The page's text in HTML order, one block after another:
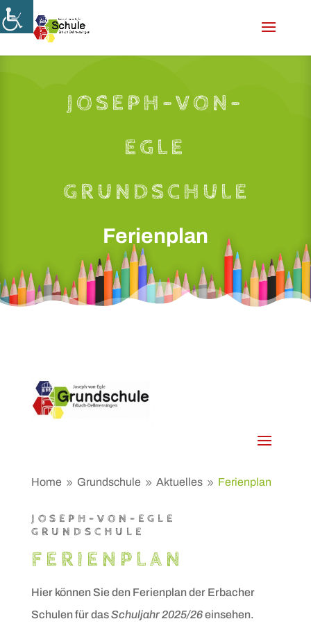
Skip
to
content
JOSEPH-VON-
EGLE
GRUNDSCHULE
Ferienplan
Home 9 Grundschule 9 Aktuelles 9 Ferienplan
JOSEPH-VON-EGLE
GRUNDSCHULE
FERIENPLAN
Hier können Sie den Ferienplan der Erbacher
Schulen für dasSchuljahr 2025/26einsehen.